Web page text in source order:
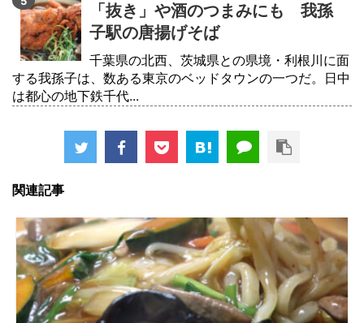
「抜き」や酒のつまみにも 我孫
子駅の唐揚げそば
千葉県の北西、茨城県との県境・利根川に面
する我孫子は、数ある東京のベッドタウンの一つだ。日中
は都心の地下鉄千代...
関連記事